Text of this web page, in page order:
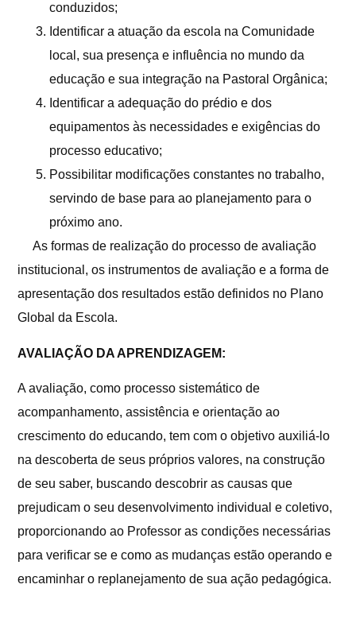
conduzidos;
Identificar a atuação da escola na Comunidade
local, sua presença e influência no mundo da
educação e sua integração na Pastoral Orgânica;
Identificar a adequação do prédio e dos
equipamentos às necessidades e exigências do
processo educativo;
Possibilitar modificações constantes no trabalho,
servindo de base para ao planejamento para o
próximo ano.
As formas de realização do processo de avaliação
institucional, os instrumentos de avaliação e a forma de
apresentação dos resultados estão definidos no Plano
Global da Escola.
AVALIAÇÃO DA APRENDIZAGEM:
A avaliação, como processo sistemático de
acompanhamento, assistência e orientação ao
crescimento do educando, tem com o objetivo auxiliá-lo
na descoberta de seus próprios valores, na construção
de seu saber, buscando descobrir as causas que
prejudicam o seu desenvolvimento individual e coletivo,
proporcionando ao Professor as condições necessárias
para verificar se e como as mudanças estão operando e
encaminhar o replanejamento de sua ação pedagógica.